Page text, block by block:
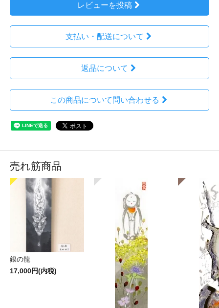
レビューを投稿
支払い・配送について
返品について
この商品について問い合わせる
売れ筋商品
銀の龍
17,000円(内税)